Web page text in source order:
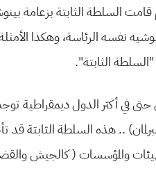
نفسه الرئاسة، وهكذا
الثابتة”.
حتى في أكثر الدول دیمقراطیة
.. هذه السلطة الثابتة
والمؤسسات ( كالجیش